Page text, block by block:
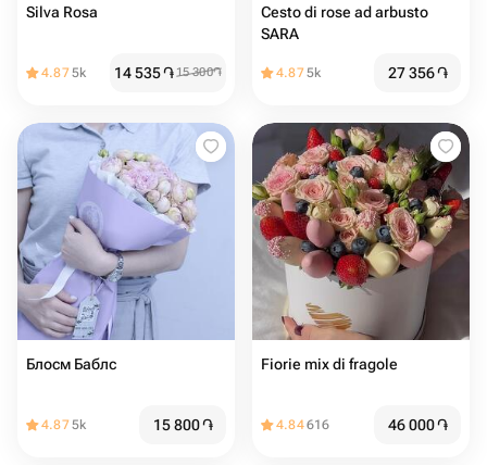
Silva Rosa
4.875k 14 535֏15 300֏
Cesto di rose ad arbusto
SARA
4.875k 27 356֏
Блосм Баблс
4.875k 15 800֏
Fiorie mix di fragole
4.84616 46 000֏